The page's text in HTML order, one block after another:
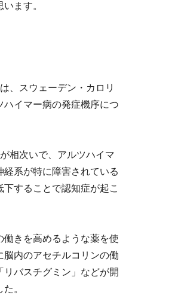
ます。
、スウェーデン・カロリ
イマー病の発症機序につ
相次いで、アルツハイマ
系が特に障害されている
することで認知症が起こ
きを高めるような薬を使
内のアセチルコリンの働
バスチグミン」などが開
。